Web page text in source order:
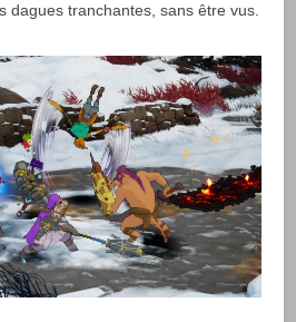
dagues tranchantes, sans être vus.